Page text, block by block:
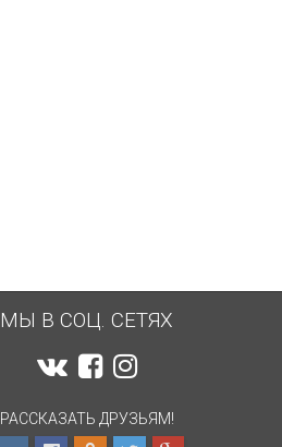
МЫ В СОЦ. СЕТЯХ
РАССКАЗАТЬ ДРУЗЬЯМ!